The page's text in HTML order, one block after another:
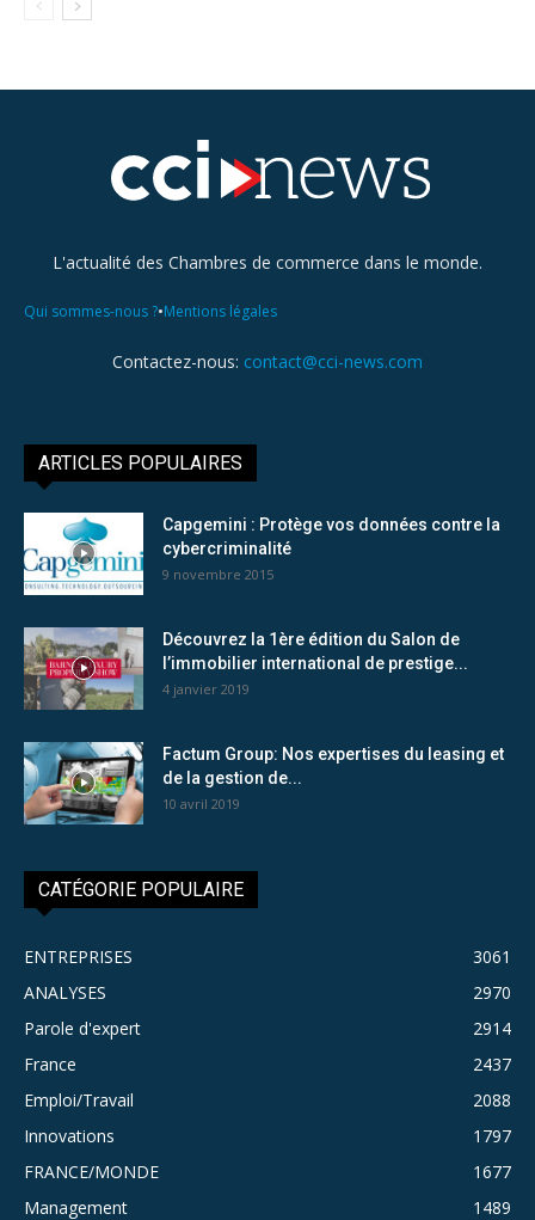
L'actualité des Chambres de commerce dans le monde.
Qui sommes-nous ?•Mentions légales
Contactez-nous: contact@cci-news.com
ARTICLES POPULAIRES
Capgemini : Protège vos données contre la
cybercriminalité
9 novembre 2015
Découvrez la 1ère édition du Salon de
l’immobilier international de prestige...
4 janvier 2019
Factum Group: Nos expertises du leasing et
de la gestion de...
10 avril 2019
CATÉGORIE POPULAIRE
ENTREPRISES
3061
ANALYSES
2970
Parole d'expert
2914
France
2437
Emploi/Travail
2088
Innovations
1797
FRANCE/MONDE
1677
Management
1489